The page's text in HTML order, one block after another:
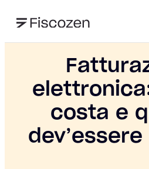
costa e